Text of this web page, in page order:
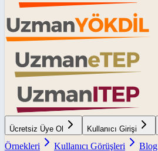
Ücretsiz Üye Ol Kullanıcı Girişi
Örnekleri
Kullanıcı Görüşleri Blog